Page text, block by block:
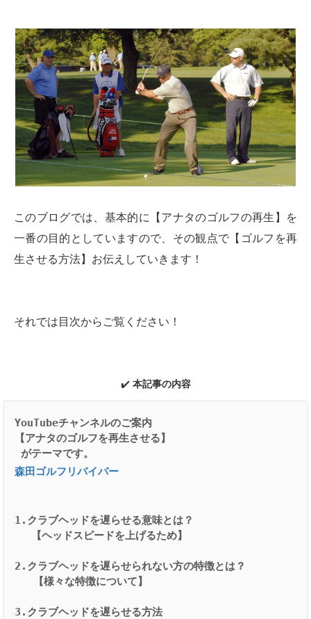
このブログでは、基本的に【アナタのゴルフの再生】を
一番の目的としていますので、その観点で【ゴルフを再
生させる方法】お伝えしていきます！
それでは目次からご覧ください！
✔️ 本記事の内容
YouTubeチャンネルのご案内
【アナタのゴルフを再生させる】
がテーマです。
森田ゴルフリバイバー
1.クラブヘッドを遅らせる意味とは？
【ヘッドスピードを上げるため】
2.クラブヘッドを遅らせられない方の特徴とは？
   【様々な特徴について】
3.クラブヘッドを遅らせる方法